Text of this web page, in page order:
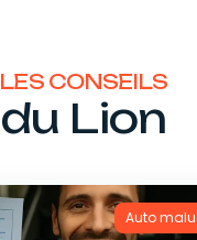
LES CONSEILS
du Lion